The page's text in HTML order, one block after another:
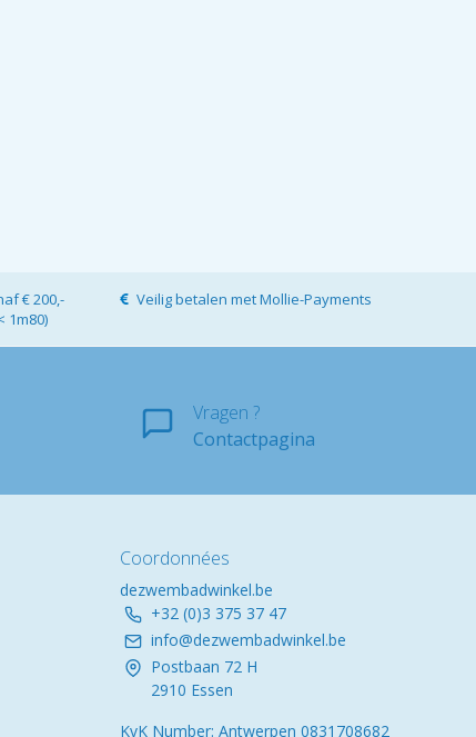
€ 200,-
1m80)
Veilig betalen met Mollie-Payments
Vragen ?
Contactpagina
Coordonnées
dezwembadwinkel.be
+32 (0)3 375 37 47
info@dezwembadwinkel.be
Postbaan 72 H
2910 Essen
KvK Number: Antwerpen 0831708682